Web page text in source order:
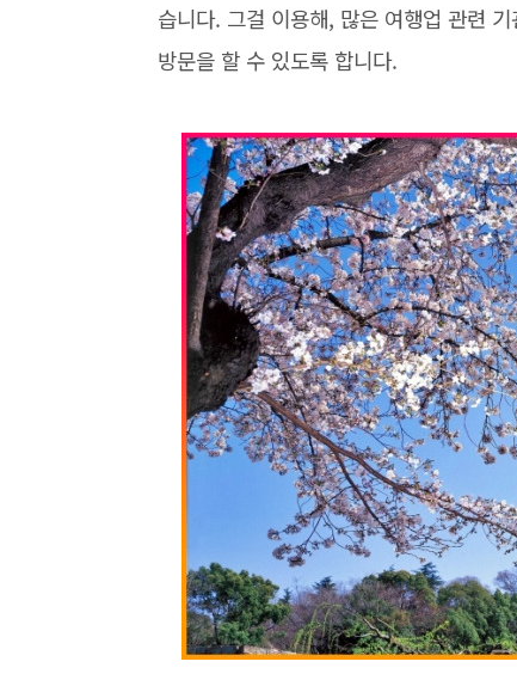
습니다. 그걸 이용해, 많은 여행업 관련
방문을 할 수 있도록 합니다.